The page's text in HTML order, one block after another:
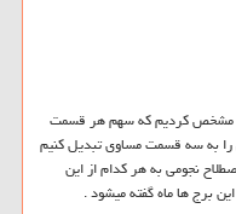
را مشخص کردیم که سهم هر قسمت
به سه قسمت مساوی تبدیل کنیم
بشود ما در اصطلاح نجومی به هر کدام از این
برج ها ماه گفته میشود .